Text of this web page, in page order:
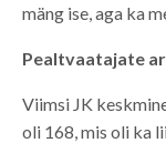
mäng ise, aga ka
Pealtvaatajate
Viimsi JK
oli 168, mis oli ka